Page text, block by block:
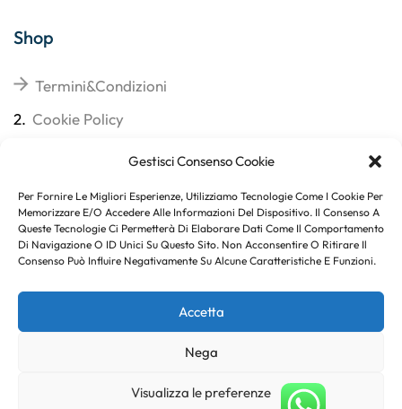
Gestisci Consenso Cookie
Per Fornire Le Migliori Esperienze, Utilizziamo Tecnologie Come I Cookie Per
Memorizzare E/o Accedere Alle Informazioni Del Dispositivo. Il Consenso A
Queste Tecnologie Ci Permetterà Di Elaborare Dati Come Il Comportamento
Di Navigazione O ID Unici Su Questo Sito. Non Acconsentire O Ritirare Il
Consenso Può Influire Negativamente Su Alcune Caratteristiche E Funzioni.
Accetta
Nega
Visualizza le preferenze
Shop
Termini&Condizioni
2. Cookie Policy